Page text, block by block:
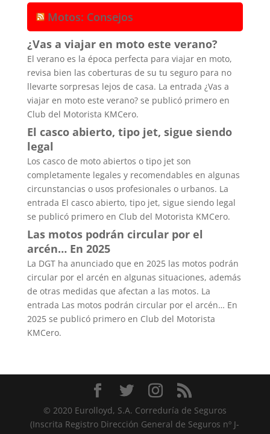
Motos: Consejos
¿Vas a viajar en moto este verano?
El verano es la época perfecta para viajar en moto,
revisa bien las coberturas de su tu seguro para no
llevarte sorpresas lejos de casa. La entrada ¿Vas a
viajar en moto este verano? se publicó primero en
Club del Motorista KMCero.
El casco abierto, tipo jet, sigue siendo
legal
Los casco de moto abiertos o tipo jet son
completamente legales y recomendables en algunas
circunstancias o usos profesionales o urbanos. La
entrada El casco abierto, tipo jet, sigue siendo legal
se publicó primero en Club del Motorista KMCero.
Las motos podrán circular por el
arcén… En 2025
La DGT ha anunciado que en 2025 las motos podrán
circular por el arcén en algunas situaciones, además
de otras medidas que afectan a las motos. La
entrada Las motos podrán circular por el arcén… En
2025 se publicó primero en Club del Motorista
KMCero.
© 2020 Eurolloyd, S.A. Correduría de Seguros
(Inscrita Registro Dirección General de Seguros nº J-